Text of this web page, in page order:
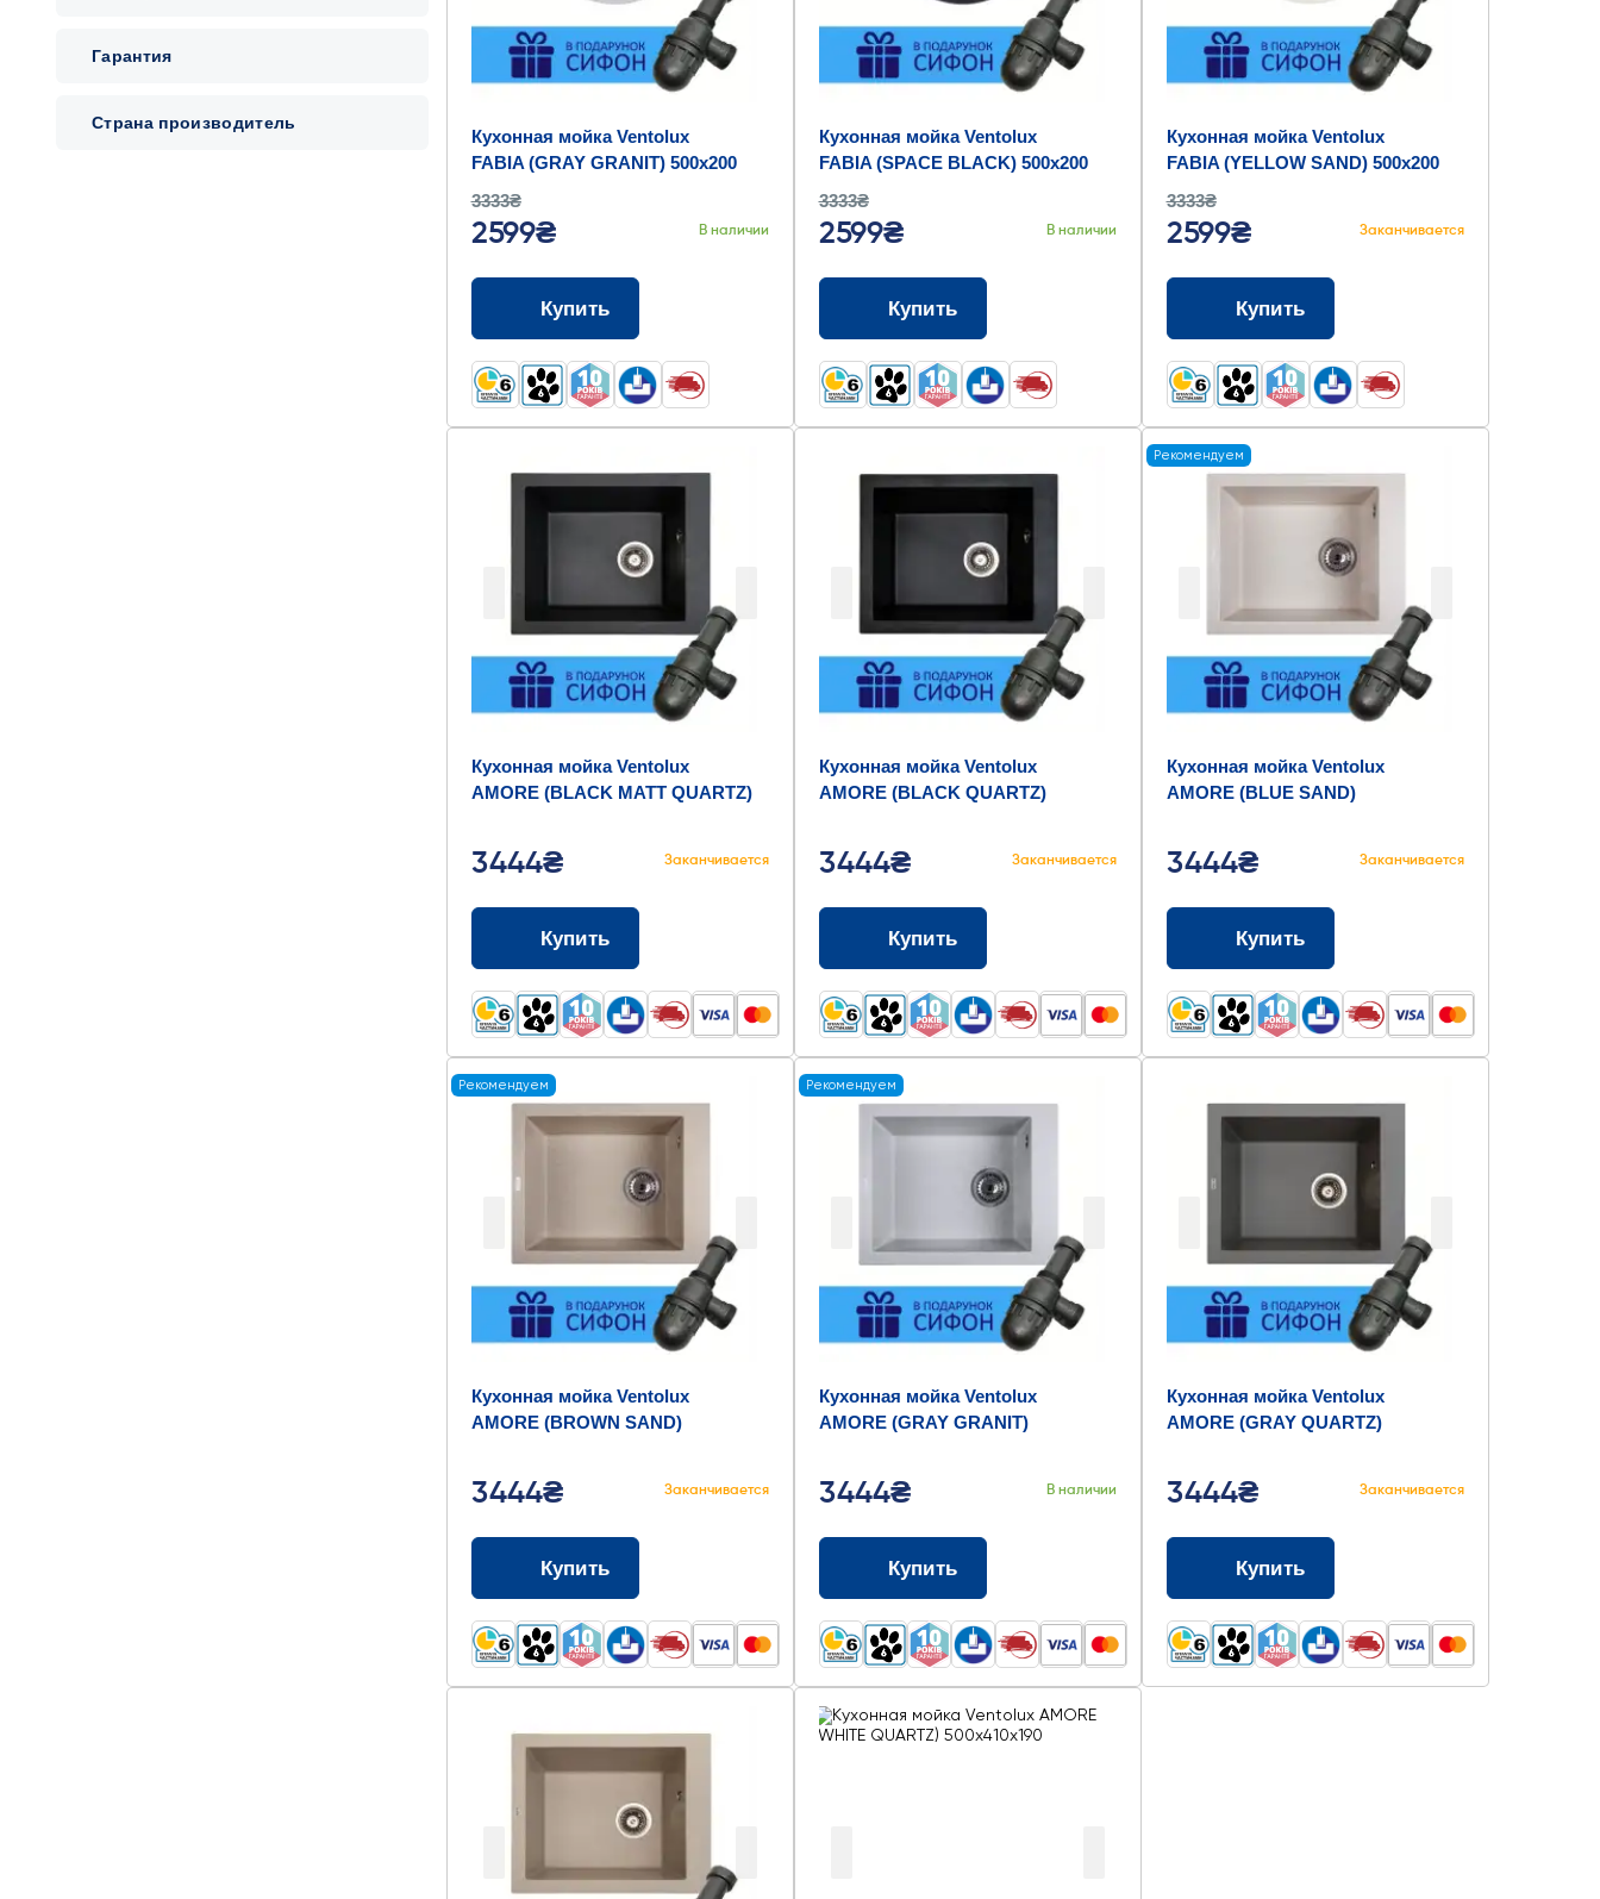
Гарантия
Страна производитель
Кухонная мойка Ventolux
FABIA (GRAY GRANIT) 500x200
3333₴
2599₴ В наличии
Купить
Кухонная мойка Ventolux
FABIA (SPACE BLACK) 500x200
3333₴
2599₴ В наличии
Купить
Кухонная мойка Ventolux
FABIA (YELLOW SAND) 500x200
3333₴
2599₴ Заканчивается
Купить
Кухонная мойка Ventolux
AMORE (BLACK MATT QUARTZ)
3444₴ Заканчивается
Купить
Кухонная мойка Ventolux
AMORE (BLACK QUARTZ)
3444₴ Заканчивается
Купить
Рекомендуем
Кухонная мойка Ventolux
AMORE (BLUE SAND)
3444₴ Заканчивается
Купить
Рекомендуем
Кухонная мойка Ventolux
AMORE (BROWN SAND)
3444₴ Заканчивается
Купить
Рекомендуем
Кухонная мойка Ventolux
AMORE (GRAY GRANIT)
3444₴ В наличии
Купить
Кухонная мойка Ventolux
AMORE (GRAY QUARTZ)
3444₴ Заканчивается
Купить